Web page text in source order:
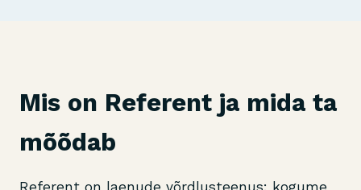
Mis on Referent ja mida ta
mõõdab